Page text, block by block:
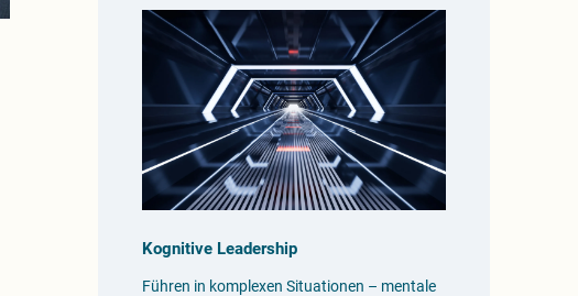
Kognitive Leadership
Führen in komplexen Situationen – mentale